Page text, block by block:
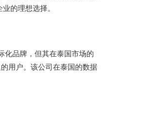
的理想选择。
化品牌，但其在泰国市场的
用户。该公司在泰国的数据